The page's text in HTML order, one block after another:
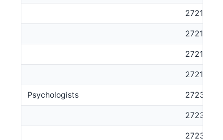
272113
272114
272115
272199
Psychologists 2723
272311
272312